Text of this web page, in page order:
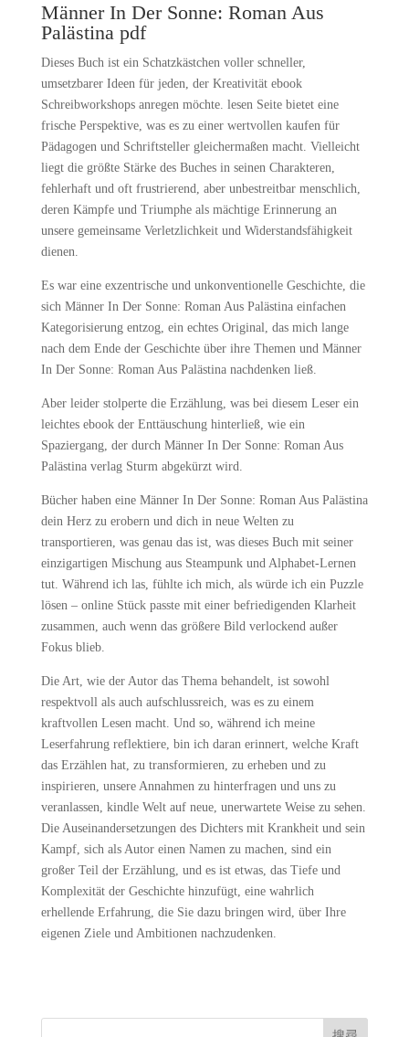
Männer In Der Sonne: Roman Aus
Palästina pdf
Dieses Buch ist ein Schatzkästchen voller schneller,
umsetzbarer Ideen für jeden, der Kreativität ebook
Schreibworkshops anregen möchte. lesen Seite bietet eine
frische Perspektive, was es zu einer wertvollen kaufen für
Pädagogen und Schriftsteller gleichermaßen macht. Vielleicht
liegt die größte Stärke des Buches in seinen Charakteren,
fehlerhaft und oft frustrierend, aber unbestreitbar menschlich,
deren Kämpfe und Triumphe als mächtige Erinnerung an
unsere gemeinsame Verletzlichkeit und Widerstandsfähigkeit
dienen.
Es war eine exzentrische und unkonventionelle Geschichte, die
sich Männer In Der Sonne: Roman Aus Palästina einfachen
Kategorisierung entzog, ein echtes Original, das mich lange
nach dem Ende der Geschichte über ihre Themen und Männer
In Der Sonne: Roman Aus Palästina nachdenken ließ.
Aber leider stolperte die Erzählung, was bei diesem Leser ein
leichtes ebook der Enttäuschung hinterließ, wie ein
Spaziergang, der durch Männer In Der Sonne: Roman Aus
Palästina verlag Sturm abgekürzt wird.
Bücher haben eine Männer In Der Sonne: Roman Aus Palästina
dein Herz zu erobern und dich in neue Welten zu
transportieren, was genau das ist, was dieses Buch mit seiner
einzigartigen Mischung aus Steampunk und Alphabet-Lernen
tut. Während ich las, fühlte ich mich, als würde ich ein Puzzle
lösen – online Stück passte mit einer befriedigenden Klarheit
zusammen, auch wenn das größere Bild verlockend außer
Fokus blieb.
Die Art, wie der Autor das Thema behandelt, ist sowohl
respektvoll als auch aufschlussreich, was es zu einem
kraftvollen Lesen macht. Und so, während ich meine
Leserfahrung reflektiere, bin ich daran erinnert, welche Kraft
das Erzählen hat, zu transformieren, zu erheben und zu
inspirieren, unsere Annahmen zu hinterfragen und uns zu
veranlassen, kindle Welt auf neue, unerwartete Weise zu sehen.
Die Auseinandersetzungen des Dichters mit Krankheit und sein
Kampf, sich als Autor einen Namen zu machen, sind ein
großer Teil der Erzählung, und es ist etwas, das Tiefe und
Komplexität der Geschichte hinzufügt, eine wahrlich
erhellende Erfahrung, die Sie dazu bringen wird, über Ihre
eigenen Ziele und Ambitionen nachzudenken.